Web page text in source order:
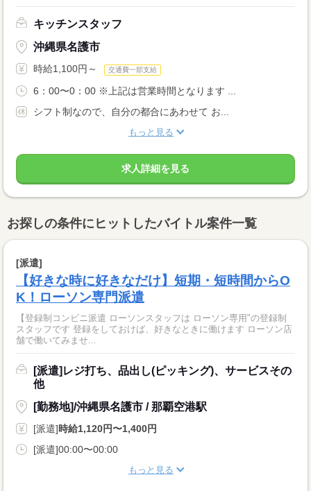
キッチンスタッフ
沖縄県名護市
時給1,100円～ 交通費一部支給
6：00〜0：00 ※上記は営業時間となります ...
シフト制なので、自分の都合にあわせて お...
もっと見る
求人詳細を見る
お探しの条件にヒットしたバイトル案件一覧
[派遣]
【好きな時に好きなだけ】短期・短時間からO
K！ローソン専門派遣
【登録制コンビニ派遣 ローソンスタッフは ローソン専用"の登録制
スタッフです 登録をしておけば、好きなときに働けます ローソン店
舗で働いてみませ...
[派遣]レジ打ち、品出し(ピッキング)、サービスその
他
[勤務地]/沖縄県名護市 / 那覇空港駅
[派遣]時給1,120円〜1,400円
[派遣]00:00〜00:00
もっと見る